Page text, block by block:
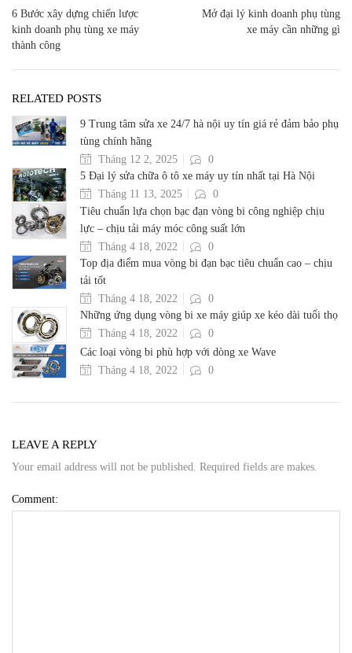
6 Bước xây dựng chiến lược
kinh doanh phụ tùng xe máy
thành công
Mở đại lý kinh doanh phụ tùng
xe máy cần những gì
RELATED POSTS
9 Trung tâm sửa xe 24/7 hà nội uy tín giá rẻ đảm bảo phụ
tùng chính hãng
Tháng 12 2, 2025
0
5 Đại lý sửa chữa ô tô xe máy uy tín nhất tại Hà Nội
Tháng 11 13, 2025
0
Tiêu chuẩn lựa chọn bạc đạn vòng bi công nghiệp chịu
lực – chịu tải máy móc công suất lớn
Tháng 4 18, 2022
0
Top địa điểm mua vòng bi đạn bạc tiêu chuẩn cao – chịu
tải tốt
Tháng 4 18, 2022
0
Những ứng dụng vòng bi xe máy giúp xe kéo dài tuổi thọ
Tháng 4 18, 2022
0
Các loại vòng bi phù hợp với dòng xe Wave
Tháng 4 18, 2022
0
LEAVE A REPLY
Your email address will not be published. Required fields are makes.
Comment: